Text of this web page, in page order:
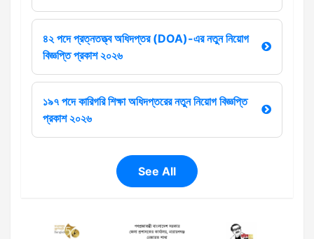
৪২ পদে প্রত্নতত্ত্ব অধিদপ্তর (DOA)-এর নতুন নিয়োগ
বিজ্ঞপ্তি প্রকাশ ২০২৬
১৯৭ পদে কারিগরি শিক্ষা অধিদপ্তরের নতুন নিয়োগ বিজ্ঞপ্তি
প্রকাশ ২০২৬
See All